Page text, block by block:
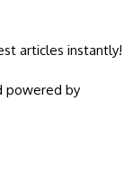
articles instantly!
powered by